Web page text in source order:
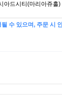
아드시티(마리아쥬홀)
수 있으며, 주문 시